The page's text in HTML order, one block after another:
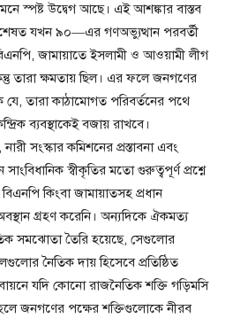
স্পষ্ট উদ্বেগ আছে। এই আশঙ্কার বাস্তব
যখন ৯০—এর গণঅভ্যুত্থান পরবর্তী
জামায়াতে ইসলামী ও আওয়ামী লীগ
তারা ক্ষমতায় ছিল। এর ফলে জনগণের
যে, তারা কাঠামোগত পরিবর্তনের পথে
ব্যবস্থাকেই বজায় রাখবে।
সংস্কার কমিশনের প্রস্তাবনা এবং
স্বীকৃতির মতো গুরুত্বপূর্ণ প্রশ্নে
কিংবা জামায়াতসহ প্রধান
গ্রহণ করেনি। অন্যদিকে ঐকমত্য
সমঝোতা তৈরি হয়েছে, সেগুলোর
নৈতিক দায় হিসেবে প্রতিষ্ঠিত
যদি কোনো রাজনৈতিক শক্তি গড়িমসি
জনগণের পক্ষের শক্তিগুলোকে নীরব